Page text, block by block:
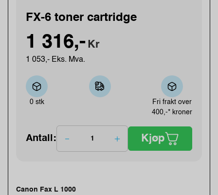
FX-6 toner cartridge
1 316,- Kr
1 053,- Eks. Mva.
0 stk
Fri frakt over
400,-* kroner
Antall: Kjøp
Canon Fax L 1000